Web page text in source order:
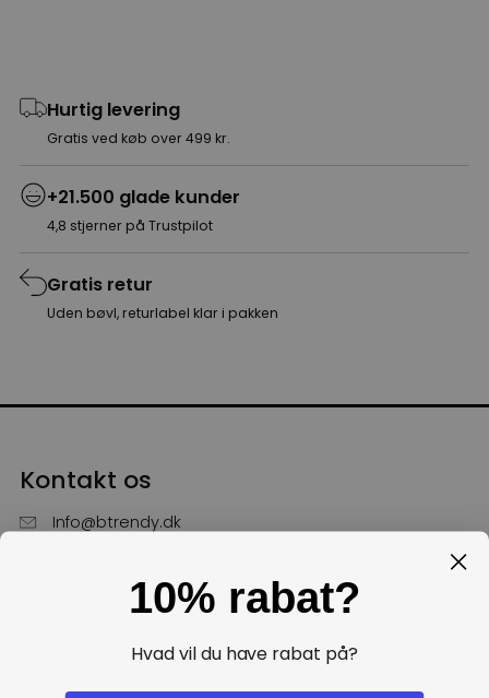
Hurtig levering
Gratis ved køb over 499 kr.
+21.500 glade kunder
4,8 stjerner på Trustpilot
Gratis retur
Uden bøvl, returlabel klar i pakken
Kontakt os
Info@btrendy.dk
Hverdage fra kl. 10 - 16
10% rabat?
Hvad vil du have rabat på?